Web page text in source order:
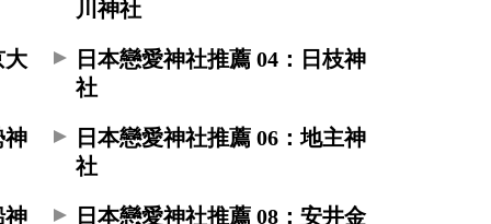
川神社
大
日本戀愛神社推薦 04：日枝神
社
神
日本戀愛神社推薦 06：地主神
社
神
日本戀愛神社推薦 08：安井金